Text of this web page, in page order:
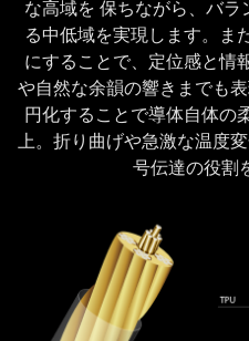
な高域を 保ちながら、バ
る中低域を実現します。ま
にすることで、定位感と情
や自然な余韻の響きまでも
円化することで導体自体の
上。折り曲げや急激な温度
号伝達の役割